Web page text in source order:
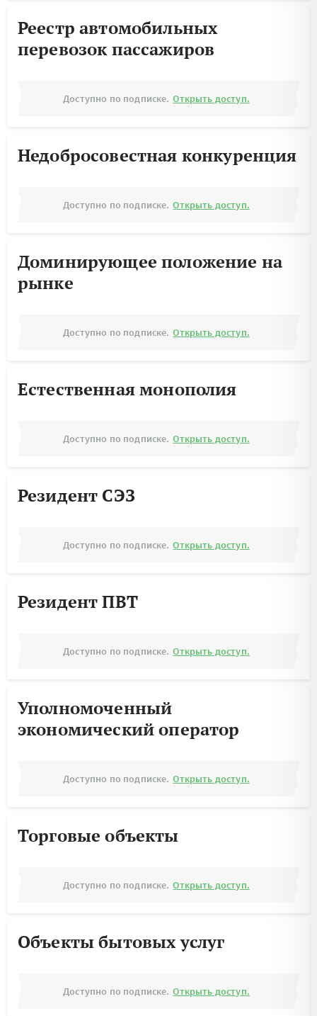
Реестр автомобильных
перевозок пассажиров
Доступно по подписке. Открыть доступ.
Недобросовестная конкуренция
Доступно по подписке. Открыть доступ.
Доминирующее положение на
рынке
Доступно по подписке. Открыть доступ.
Естественная монополия
Доступно по подписке. Открыть доступ.
Резидент СЭЗ
Доступно по подписке. Открыть доступ.
Резидент ПВТ
Доступно по подписке. Открыть доступ.
Уполномоченный
экономический оператор
Доступно по подписке. Открыть доступ.
Торговые объекты
Доступно по подписке. Открыть доступ.
Объекты бытовых услуг
Доступно по подписке. Открыть доступ.